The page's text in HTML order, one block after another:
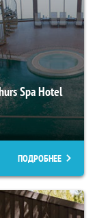
Spa Hotel
ПОДРОБНЕЕ